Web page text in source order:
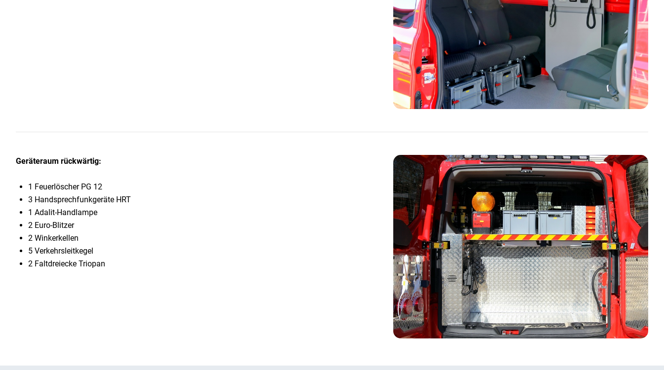
Geräteraum rückwärtig:
1 Feuerlöscher PG 12
3 Handsprechfunkgeräte HRT
1 Adalit-Handlampe
2 Euro-Blitzer
2 Winkerkellen
5 Verkehrsleitkegel
2 Faltdreiecke Triopan